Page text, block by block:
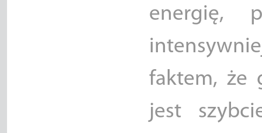
energię,
faktem, że
jest